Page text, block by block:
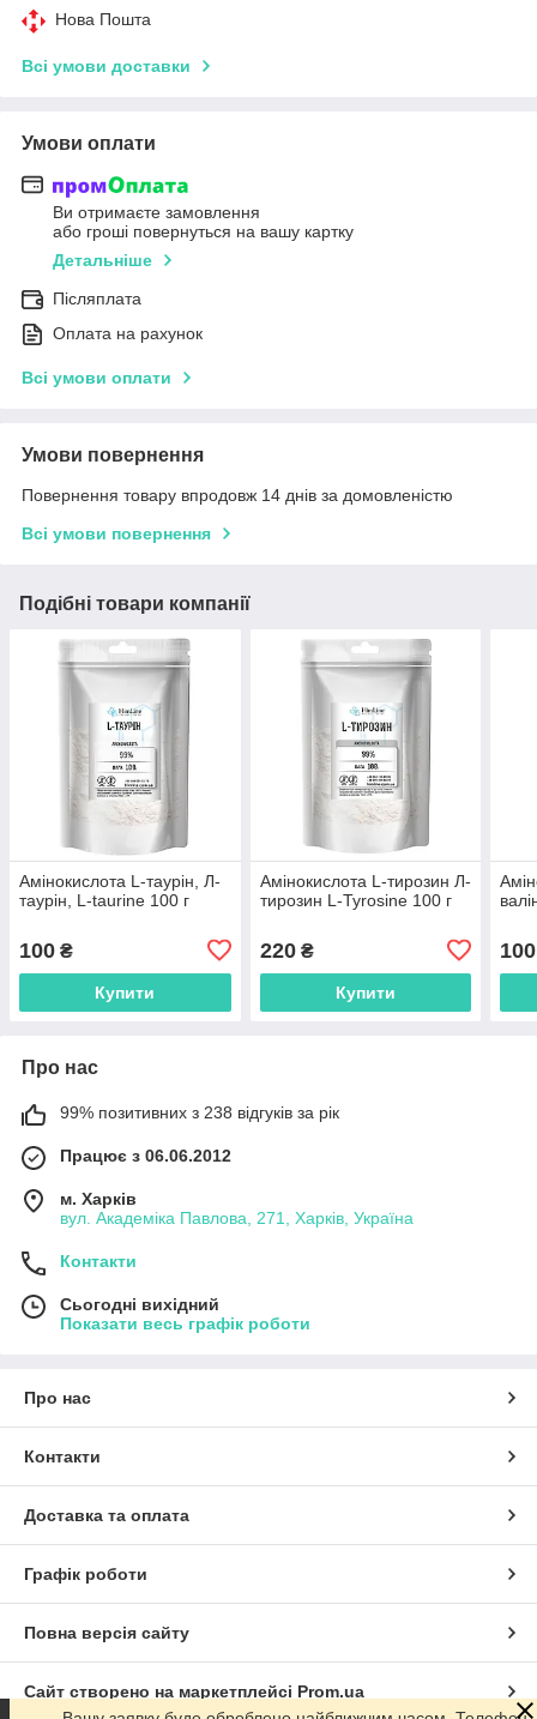
Нова Пошта
Всі умови доставки
Умови оплати
Ви отримаєте замовлення
або гроші повернуться на вашу картку
Детальніше
Післяплата
Оплата на рахунок
Всі умови оплати
Умови повернення
Повернення товару впродовж 14 днів за домовленістю
Всі умови повернення
Подібні товари компанії
Амінокислота L-таурін, Л-
таурін, L-taurine 100 г
100 ₴
Купити
Амінокислота L-тирозин Л-
тирозин L-Tyrosine 100 г
220₴
Купити
100
Про нас
99% позитивних з 238 відгуків за рік
Працює з 06.06.2012
м. Харків
вул. Академіка Павлова, 271, Харків, Україна
Контакти
Сьогодні вихідний
Показати весь графік роботи
Про нас
Контакти
Доставка та оплата
Графік роботи
Повна версія сайту
Сайт створено на маркетплейсі Prom.ua